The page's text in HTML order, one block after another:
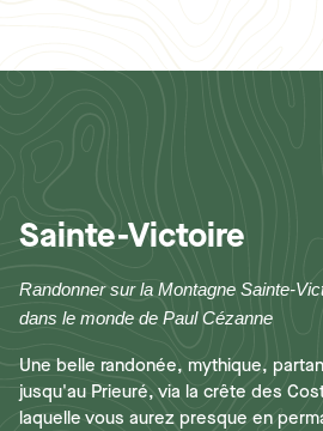
Sainte-Victoire
Randonner sur la Montagne Sainte-
dans le monde de Paul Cézanne
Une belle randonée, mythique,
jusqu'au Prieuré, via la crête des
laquelle vous aurez presque en